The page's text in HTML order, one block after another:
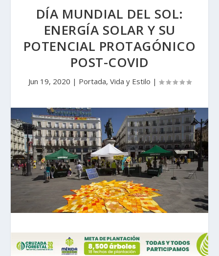
DÍA MUNDIAL DEL SOL:
ENERGÍA SOLAR Y SU
POTENCIAL PROTAGÓNICO
POST-COVID
Jun 19, 2020 | Portada, Vida y Estilo |